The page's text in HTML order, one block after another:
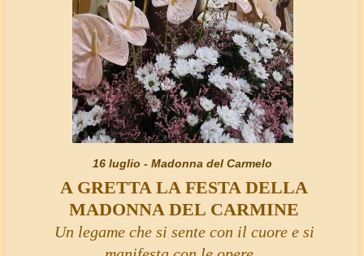
16 luglio - Madonna del Carmelo
A GRETTA LA FESTA DELLA
MADONNA DEL CARMINE
Un legame che si sente con il cuore e si